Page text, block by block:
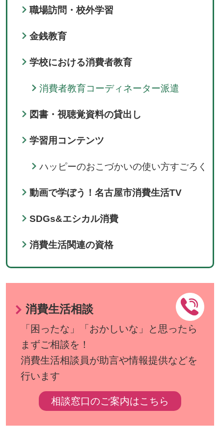
職場訪問・校外学習
金銭教育
学校における消費者教育
消費者教育コーディネーター派遣
図書・視聴覚資料の貸出し
学習用コンテンツ
ハッピーのおこづかいの使い方すごろく
動画で学ぼう！名古屋市消費生活TV
SDGs&エシカル消費
消費生活関連の資格
消費生活相談
「困ったな」「おかしいな」と思ったら
まずご相談を！
消費生活相談員が助言や情報提供などを
行います
相談窓口のご案内はこちら